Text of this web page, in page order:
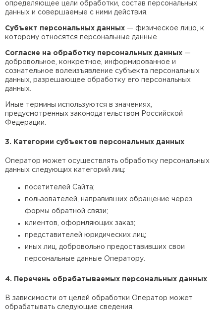
определяющее цели обработки, состав персональных
данных и совершаемые с ними действия.
Субъект персональных данных — физическое лицо, к
которому относятся персональные данные.
Согласие на обработку персональных данных —
добровольное, конкретное, информированное и
сознательное волеизъявление субъекта персональных
данных, разрешающее обработку его персональных
данных.
Иные термины используются в значениях,
предусмотренных законодательством Российской
Федерации.
3. Категории субъектов персональных данных
Оператор может осуществлять обработку персональных
данных следующих категорий лиц:
посетителей Сайта;
пользователей, направивших обращение через
формы обратной связи;
клиентов, оформляющих заказ;
представителей юридических лиц;
иных лиц, добровольно предоставивших свои
персональные данные Оператору.
4. Перечень обрабатываемых персональных данных
В зависимости от целей обработки Оператор может
обрабатывать следующие сведения.
ПЕРЕЙТИ
Утеплитель Термит
ПЕРЕЙТИ
ПЕРЕЙТИ
Утеплитель Изомин
ПЕРЕЙТИ
Рулонная кровля Брит
Утеплитель Knauf
Утеплитель Isoroc
Утеплитель Тимплэкс